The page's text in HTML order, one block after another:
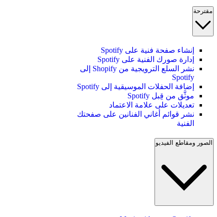
مقترحة
إنشاء صفحة فنية على Spotify
إدارة صورك الفنية على Spotify
نشر السلع الترويجية من Shopify إلى
Spotify
إضافة الحفلات الموسيقية إلى Spotify
موثَّق من قِبل Spotify
تعديلات على علامة الاعتماد
نشر قوائم أغاني الفنانين على صفحتك
الفنية
الصور ومقاطع الفيديو